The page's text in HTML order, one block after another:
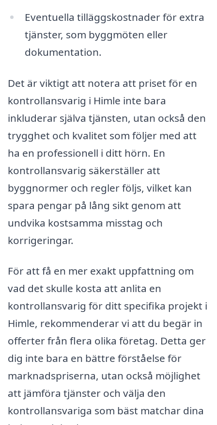
Eventuella tilläggskostnader för extra
tjänster, som byggmöten eller
dokumentation.
Det är viktigt att notera att priset för en
kontrollansvarig i Himle inte bara
inkluderar själva tjänsten, utan också den
trygghet och kvalitet som följer med att
ha en professionell i ditt hörn. En
kontrollansvarig säkerställer att
byggnormer och regler följs, vilket kan
spara pengar på lång sikt genom att
undvika kostsamma misstag och
korrigeringar.
För att få en mer exakt uppfattning om
vad det skulle kosta att anlita en
kontrollansvarig för ditt specifika projekt i
Himle, rekommenderar vi att du begär in
offerter från flera olika företag. Detta ger
dig inte bara en bättre förståelse för
marknadspriserna, utan också möjlighet
att jämföra tjänster och välja den
kontrollansvariga som bäst matchar dina